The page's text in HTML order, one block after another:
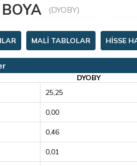
(DYOBY)
MALİ TABLOLAR HİSSE
DYOBY
25,25
0,00
0,46
0,01